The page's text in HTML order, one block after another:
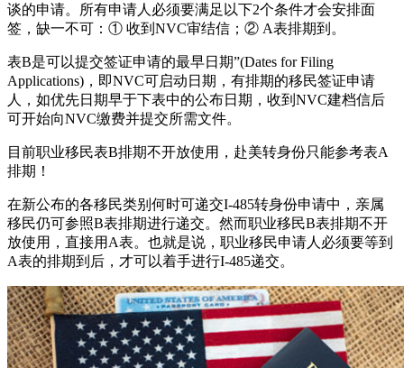
谈的申请。所有申请人必须要满足以下2个条件才会安排面
签，缺一不可：① 收到NVC审结信；② A表排期到。
表B是可以提交签证申请的最早日期”(Dates for Filing
Applications)，即NVC可启动日期，有排期的移民签证申请
人，如优先日期早于下表中的公布日期，收到NVC建档信后
可开始向NVC缴费并提交所需文件。
目前职业移民表B排期不开放使用，赴美转身份只能参考表A
排期！
在新公布的各移民类别何时可递交I-485转身份申请中，亲属
移民仍可参照B表排期进行递交。然而职业移民B表排期不开
放使用，直接用A表。也就是说，职业移民申请人必须要等到
A表的排期到后，才可以着手进行I-485递交。